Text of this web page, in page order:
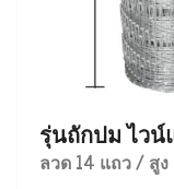
รุ่นถักปม ไว
ลวด 14 แถว / สู